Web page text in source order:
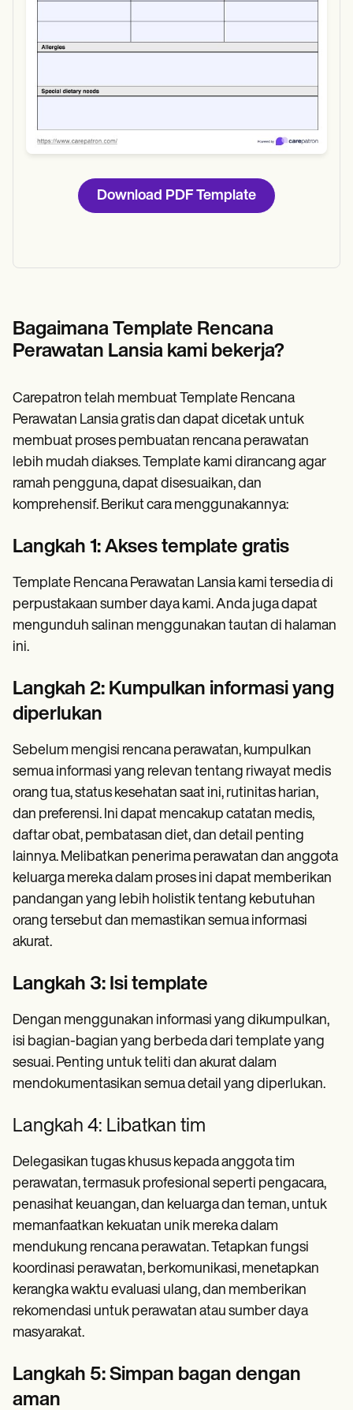
Download PDF Template
Bagaimana Template Rencana
Perawatan Lansia kami bekerja?
Carepatron telah membuat Template Rencana
Perawatan Lansia gratis dan dapat dicetak untuk
membuat proses pembuatan rencana perawatan
lebih mudah diakses. Template kami dirancang agar
ramah pengguna, dapat disesuaikan, dan
komprehensif. Berikut cara menggunakannya:
Langkah 1: Akses template gratis
Template Rencana Perawatan Lansia kami tersedia di
perpustakaan sumber daya kami. Anda juga dapat
mengunduh salinan menggunakan tautan di halaman
ini.
Langkah 2: Kumpulkan informasi yang
diperlukan
Sebelum mengisi rencana perawatan, kumpulkan
semua informasi yang relevan tentang riwayat medis
orang tua, status kesehatan saat ini, rutinitas harian,
dan preferensi. Ini dapat mencakup catatan medis,
daftar obat, pembatasan diet, dan detail penting
lainnya. Melibatkan penerima perawatan dan anggota
keluarga mereka dalam proses ini dapat memberikan
pandangan yang lebih holistik tentang kebutuhan
orang tersebut dan memastikan semua informasi
akurat.
Langkah 3: Isi template
Dengan menggunakan informasi yang dikumpulkan,
isi bagian-bagian yang berbeda dari template yang
sesuai. Penting untuk teliti dan akurat dalam
mendokumentasikan semua detail yang diperlukan.
Langkah 4: Libatkan tim
Delegasikan tugas khusus kepada anggota tim
perawatan, termasuk profesional seperti pengacara,
penasihat keuangan, dan keluarga dan teman, untuk
memanfaatkan kekuatan unik mereka dalam
mendukung rencana perawatan. Tetapkan fungsi
koordinasi perawatan, berkomunikasi, menetapkan
kerangka waktu evaluasi ulang, dan memberikan
rekomendasi untuk perawatan atau sumber daya
masyarakat.
Langkah 5: Simpan bagan dengan
aman